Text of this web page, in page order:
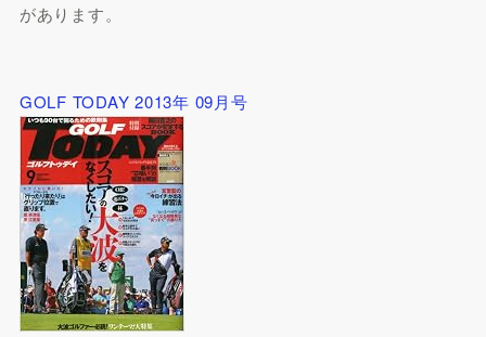
があります。
GOLF TODAY 2013年 09月号